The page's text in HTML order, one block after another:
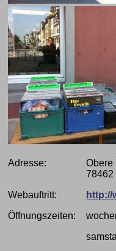
Adresse:
Obere
78462
Webauftritt:
http://
Öffnungszeiten: